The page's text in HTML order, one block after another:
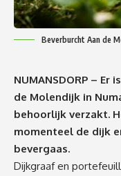
Beverburcht Aan de
NUMANSDORP –
de Molendijk in
behoorlijk verzakt.
momenteel de dijk
bevergaas.
Dijkgraaf en